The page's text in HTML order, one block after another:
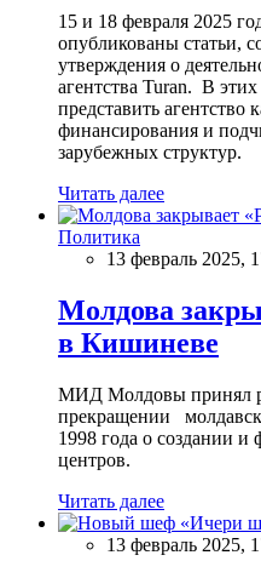
15 и 18 февраля 2025
опубликованы статьи,
утверждения о
агентства Turan. В
представить агентство
финансирования и
зарубежных структур.
Читать далее
Политика
13 февраль 2025,
Молдова
в Кишиневе
МИД Молдовы принял
прекращении
1998 года о создании
центров.
Читать далее
13 февраль 2025,